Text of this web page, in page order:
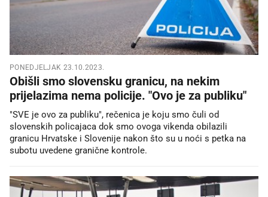
PONEDJELJAK 23.10.2023.
Obišli smo slovensku granicu, na nekim
prijelazima nema policije. "Ovo je za publiku"
"SVE je ovo za publiku", rečenica je koju smo čuli od
slovenskih policajaca dok smo ovoga vikenda obilazili
granicu Hrvatske i Slovenije nakon što su u noći s petka na
subotu uvedene granične kontrole.